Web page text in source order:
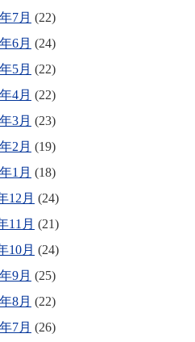
7月 (22)
6月 (24)
5月 (22)
4月 (22)
3月 (23)
2月 (19)
1月 (18)
12月 (24)
11月 (21)
10月 (24)
9月 (25)
8月 (22)
7月 (26)